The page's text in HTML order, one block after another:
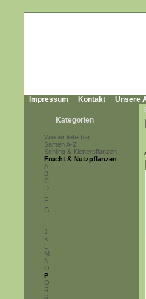
Impressum Kontakt Unsere
Kategorien
Wieder lieferbar!
Samen A-Z
Schling & Kletterpflanzen
Frucht & Nutzpflanzen
A
B
C
D
E
F
G
H
I
J
K
L
M
N
O
P
Q
R
S